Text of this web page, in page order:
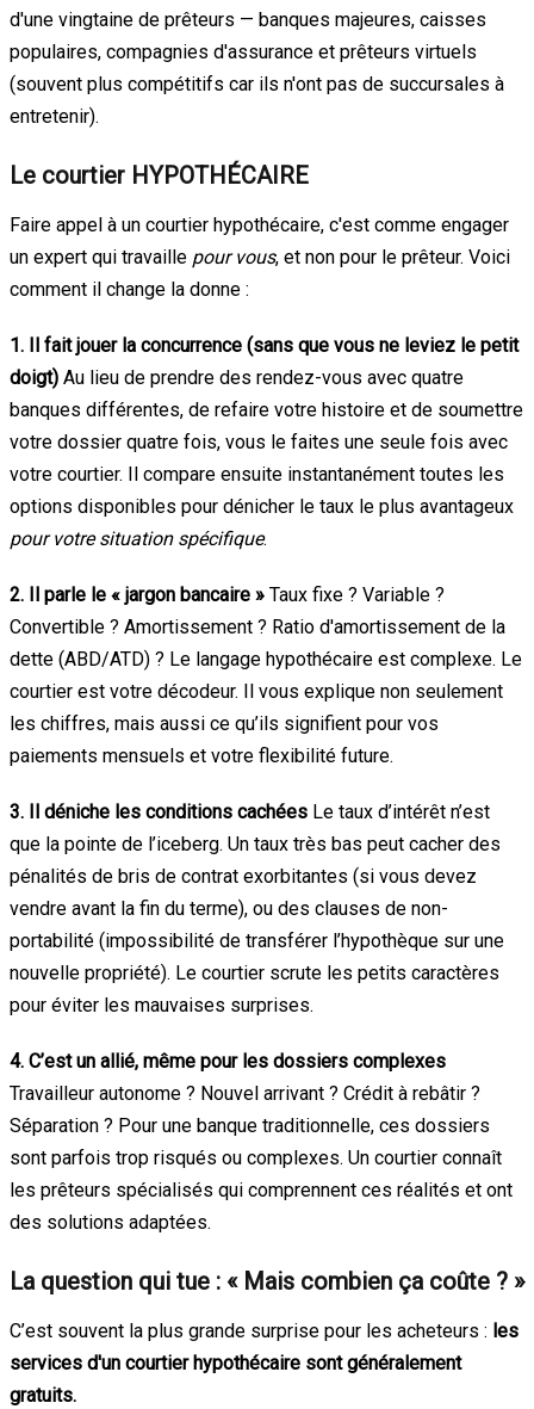
d'une vingtaine de prêteurs — banques majeures, caisses
populaires, compagnies d'assurance et prêteurs virtuels
(souvent plus compétitifs car ils n'ont pas de succursales à
entretenir).
Le courtier HYPOTHÉCAIRE
Faire appel à un courtier hypothécaire, c'est comme engager
un expert qui travaille pour vous, et non pour le prêteur. Voici
comment il change la donne :
1. Il fait jouer la concurrence (sans que vous ne leviez le petit
doigt) Au lieu de prendre des rendez-vous avec quatre
banques différentes, de refaire votre histoire et de soumettre
votre dossier quatre fois, vous le faites une seule fois avec
votre courtier. Il compare ensuite instantanément toutes les
options disponibles pour dénicher le taux le plus avantageux
pour votre situation spécifique.
2. Il parle le « jargon bancaire » Taux fixe ? Variable ?
Convertible ? Amortissement ? Ratio d'amortissement de la
dette (ABD/ATD) ? Le langage hypothécaire est complexe. Le
courtier est votre décodeur. Il vous explique non seulement
les chiffres, mais aussi ce qu’ils signifient pour vos
paiements mensuels et votre flexibilité future.
3. Il déniche les conditions cachées Le taux d’intérêt n’est
que la pointe de l’iceberg. Un taux très bas peut cacher des
pénalités de bris de contrat exorbitantes (si vous devez
vendre avant la fin du terme), ou des clauses de non-
portabilité (impossibilité de transférer l’hypothèque sur une
nouvelle propriété). Le courtier scrute les petits caractères
pour éviter les mauvaises surprises.
4. C’est un allié, même pour les dossiers complexes
Travailleur autonome ? Nouvel arrivant ? Crédit à rebâtir ?
Séparation ? Pour une banque traditionnelle, ces dossiers
sont parfois trop risqués ou complexes. Un courtier connaît
les prêteurs spécialisés qui comprennent ces réalités et ont
des solutions adaptées.
La question qui tue : « Mais combien ça coûte ? »
C’est souvent la plus grande surprise pour les acheteurs : les
services d'un courtier hypothécaire sont généralement
gratuits.